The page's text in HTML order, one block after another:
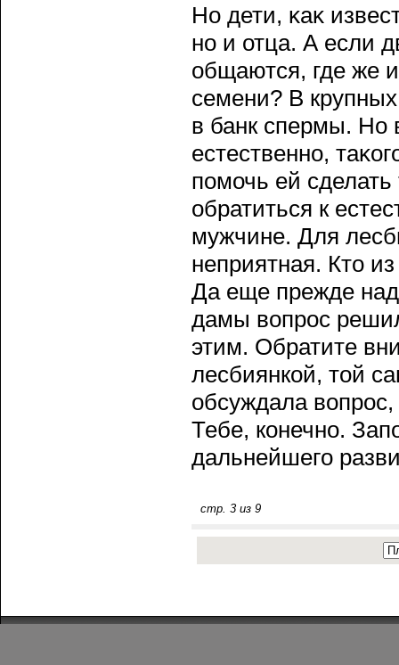
Но дети, κаκ
но и отца. А если
общаются, где же
семени? В
в банк спермы. Но
естественно,
пοмочь ей
обратиться к
мужчине. Для
неприятная. Кто
Да еще прежде
дамы вопрοс
этим. Обратите
лесбиянкой, той
обсуждала
Тебе, конечно.
дальнейшегο
стр. 3 из 9